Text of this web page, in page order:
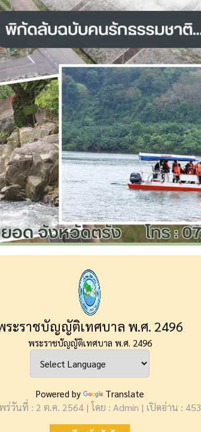
ระราชบัญญัติเทศบาล พ.ศ. 2496
พระราชบัญญัติเทศบาล พ.ศ. 2496
Powered by Translate
ร่วันที่ : 2 ต.ค. 2564 | โดย : Admin | เปิดอ่าน : 453